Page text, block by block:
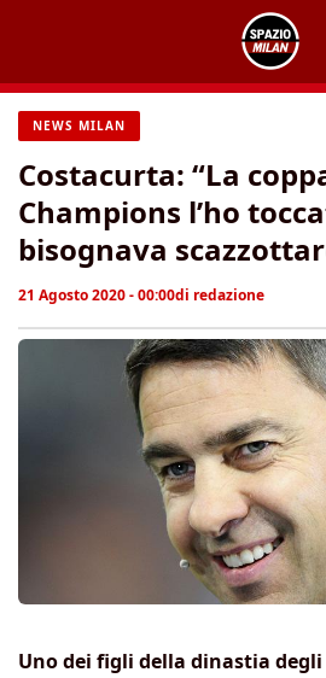
contenuto
NEWS MILAN
Costacurta: “La
Champions l’ho
bisognava
21 Agosto 2020 - 00:00di redazione
Uno dei figli della dinastia